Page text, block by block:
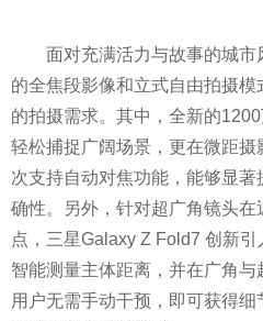
面对充满活力与故事的城
的全焦段影像和立式自由拍摄
的拍摄需求。其中，全新的
轻松捕捉广阔场景，更在微距
次支持自动对焦功能，能够显
确性。另外，针对超广角镜头
点，三星Galaxy Z Fold7 创新
智能测量主体距离，并在广角与
用户无需手动干预，即可获得